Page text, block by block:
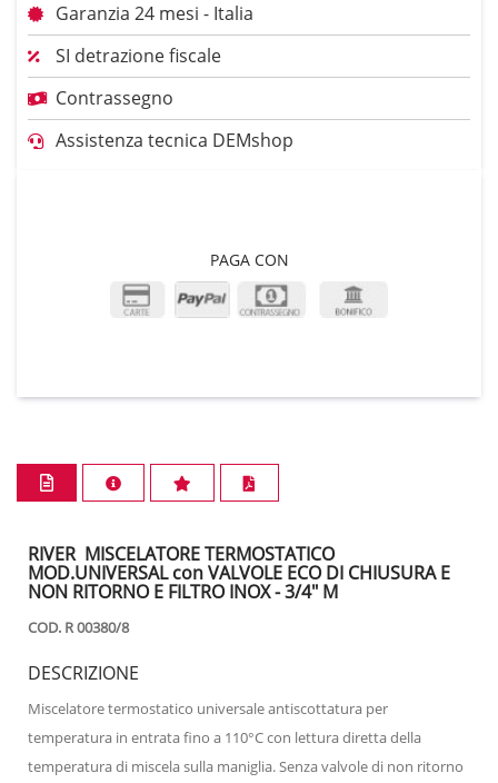
Garanzia 24 mesi - Italia
SI detrazione fiscale
Contrassegno
Assistenza tecnica DEMshop
PAGA CON
RIVER MISCELATORE TERMOSTATICO
MOD.UNIVERSAL con VALVOLE ECO DI CHIUSURA E
NON RITORNO E FILTRO INOX - 3/4" M
COD. R 00380/8
DESCRIZIONE
Miscelatore termostatico universale antiscottatura per
temperatura in entrata fino a 110°C con lettura diretta della
temperatura di miscela sulla maniglia. Senza valvole di non ritorno